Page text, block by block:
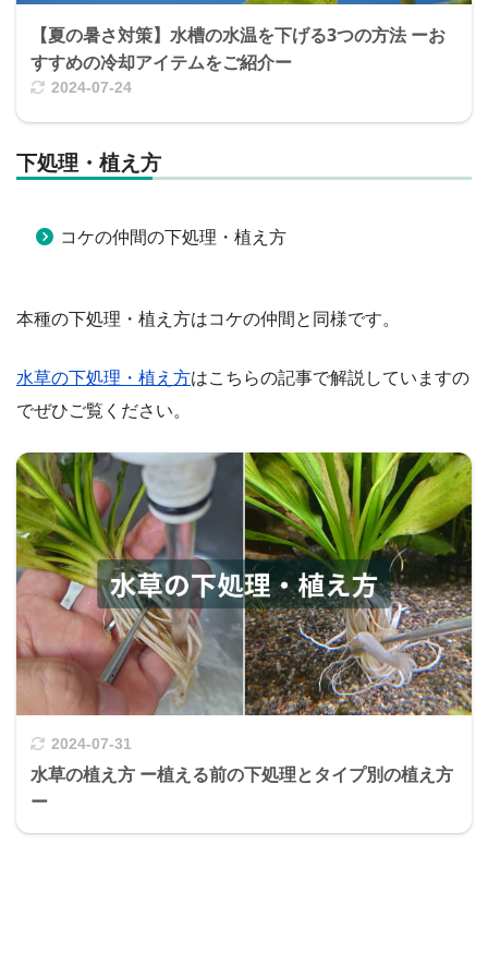
【夏の暑さ対策】水槽の水温を下げる3つの方法 ーお
すすめの冷却アイテムをご紹介ー
2024-07-24
下処理・植え方
コケの仲間の下処理・植え方
本種の下処理・植え方はコケの仲間と同様です。
水草の下処理・植え方はこちらの記事で解説していますの
でぜひご覧ください。
2024-07-31
水草の植え方 ー植える前の下処理とタイプ別の植え方
ー